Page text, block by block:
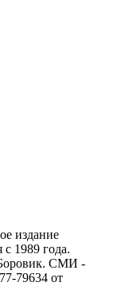
издание
с 1989 года.
CМИ -
79634 от